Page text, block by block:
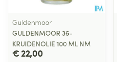
Guldenmoor
GULDENMOOR 36-
KRUIDENOLIE 100 ML NM
€ 22,00